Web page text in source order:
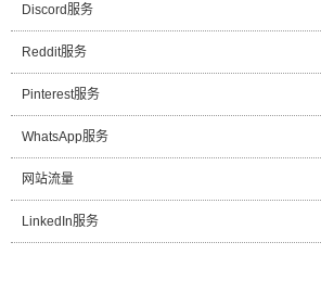
Discord服务
Reddit服务
Pinterest服务
WhatsApp服务
网站流量
LinkedIn服务